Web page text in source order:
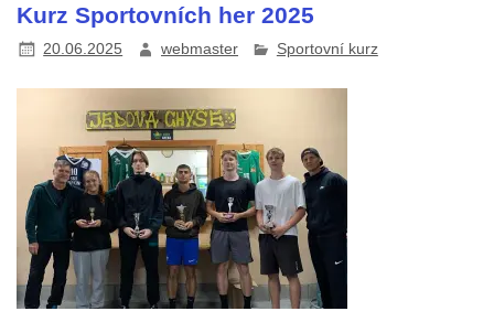
Kurz Sportovních her 2025
20.06.2025 webmaster Sportovní kurz